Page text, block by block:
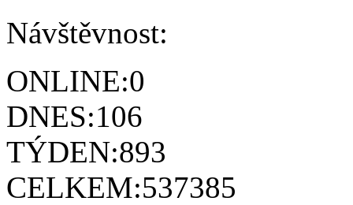
Návštěvnost:
ONLINE:0
DNES:106
TÝDEN:893
CELKEM:537385